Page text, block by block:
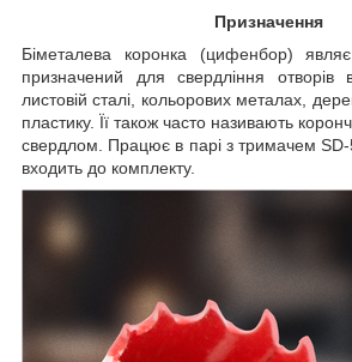
Призначення
Біметалева коронка (цифенбор)
призначений для свердління отворів
листовій сталі, кольорових металах,
пластику. Її також часто називають
свердлом. Працює в парі з тримачем
входить до комплекту.